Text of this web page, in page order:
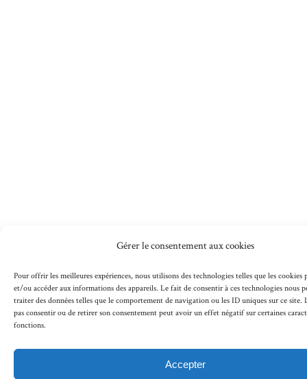
Gérer le consentement aux cookies
Pour offrir les meilleures expériences, nous utilisons des technologies telles que les cookies
et/ou accéder aux informations des appareils. Le fait de consentir à ces technologies nous
traiter des données telles que le comportement de navigation ou les ID uniques sur ce site.
pas consentir ou de retirer son consentement peut avoir un effet négatif sur certaines
fonctions.
Accepter